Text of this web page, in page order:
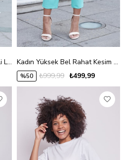
Kadın Desenli Yüksek Bel Beli Lastikli Yan Cepli Dar Paça Rahat Kesim Pantolon-Kahverengi Çiçek Kadın Yüksek Bel Rahat Kesim Şık Ofis Süs Cepli Havuç Pantolon-Açık Yeşil
%50 ₺499,99
₺999,99